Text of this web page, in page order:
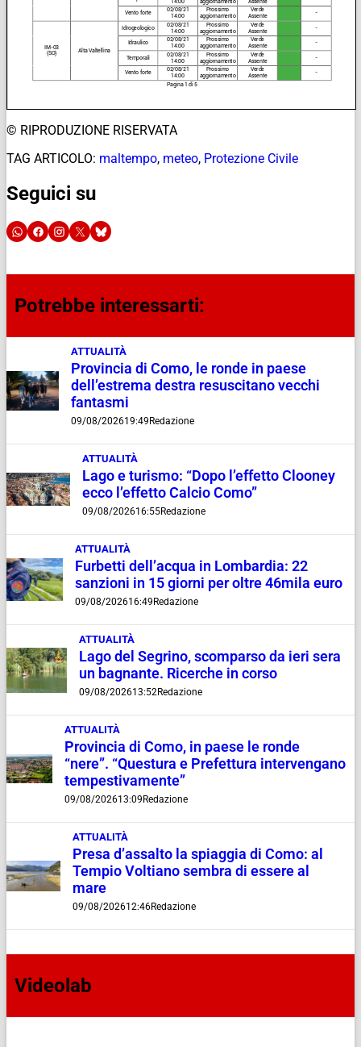
© RIPRODUZIONE RISERVATA
TAG ARTICOLO: maltempo, meteo, Protezione Civile
Seguici su
Potrebbe interessarti:
ATTUALITÀ
Provincia di Como, le ronde in paese
dell’estrema destra resuscitano vecchi
fantasmi
09/08/202619:49 Redazione
ATTUALITÀ
Lago e turismo: “Dopo l’effetto Clooney
ecco l’effetto Calcio Como”
09/08/202616:55Redazione
ATTUALITÀ
Furbetti dell’acqua in Lombardia: 22
sanzioni in 15 giorni per oltre 46mila euro
09/08/202616:49 Redazione
ATTUALITÀ
Lago del Segrino, scomparso da ieri sera
un bagnante. Ricerche in corso
09/08/202613:52Redazione
ATTUALITÀ
Provincia di Como, in paese le ronde
“nere”. “Questura e Prefettura intervengano
tempestivamente”
09/08/202613:09 Redazione
ATTUALITÀ
Presa d’assalto la spiaggia di Como: al
Tempio Voltiano sembra di essere al
mare
09/08/202612:46Redazione
Videolab